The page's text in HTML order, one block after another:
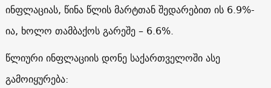
ინფლაციას, წინა წლის მარტთან შედარებით ის 6.9%-
ია, ხოლო თამბაქოს გარეშე – 6.6%.
წლიური ინფლაციის დონე საქართველოში ასე
გამოიყურება: